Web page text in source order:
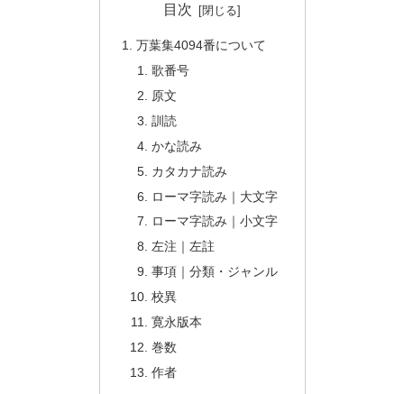
目次
万葉集4094番について
歌番号
原文
訓読
かな読み
カタカナ読み
ローマ字読み｜大文字
ローマ字読み｜小文字
左注｜左註
事項｜分類・ジャンル
校異
寛永版本
巻数
作者